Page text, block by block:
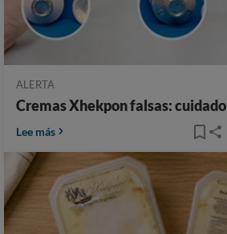
ALERTA
Cremas Xhekpon falsas: cuidado
Lee más